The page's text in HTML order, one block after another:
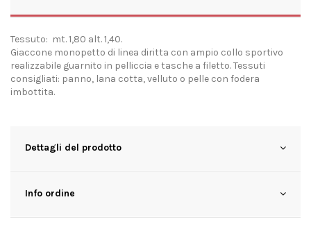
Tessuto: mt. 1,80 alt. 1,40.
Giaccone monopetto di linea diritta con ampio collo sportivo
realizzabile guarnito in pelliccia e tasche a filetto. Tessuti
consigliati: panno, lana cotta, velluto o pelle con fodera
imbottita.
Dettagli del prodotto
Info ordine